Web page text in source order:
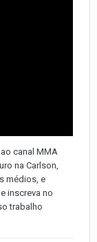
canal MMA
na Carlson,
médios, e
inscreva no
trabalho